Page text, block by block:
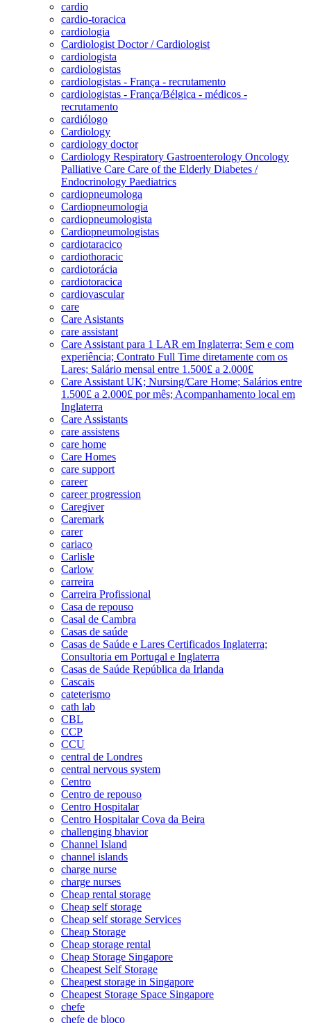
cardio
cardio-toracica
cardiologia
Cardiologist Doctor / Cardiologist
cardiologista
cardiologistas
cardiologistas - França - recrutamento
cardiologistas - França/Bélgica - médicos -
recrutamento
cardiólogo
Cardiology
cardiology doctor
Cardiology Respiratory Gastroenterology Oncology
Palliative Care Care of the Elderly Diabetes /
Endocrinology Paediatrics
cardiopneumologa
Cardiopneumologia
cardiopneumologista
Cardiopneumologistas
cardiotaracico
cardiothoracic
cardiotorácia
cardiotoracica
cardiovascular
care
Care Asistants
care assistant
Care Assistant para 1 LAR em Inglaterra; Sem e com
experiência; Contrato Full Time diretamente com os
Lares; Salário mensal entre 1.500£ a 2.000£
Care Assistant UK; Nursing/Care Home; Salários entre
1.500£ a 2.000£ por mês; Acompanhamento local em
Inglaterra
Care Assistants
care assistens
care home
Care Homes
care support
career
career progression
Caregiver
Caremark
carer
cariaco
Carlisle
Carlow
carreira
Carreira Profissional
Casa de repouso
Casal de Cambra
Casas de saúde
Casas de Saúde e Lares Certificados Inglaterra;
Consultoria em Portugal e Inglaterra
Casas de Saúde República da Irlanda
Cascais
cateterismo
cath lab
CBL
CCP
CCU
central de Londres
central nervous system
Centro
Centro de repouso
Centro Hospitalar
Centro Hospitalar Cova da Beira
challenging bhavior
Channel Island
channel islands
charge nurse
charge nurses
Cheap rental storage
Cheap self storage
Cheap self storage Services
Cheap Storage
Cheap storage rental
Cheap Storage Singapore
Cheapest Self Storage
Cheapest storage in Singapore
Cheapest Storage Space Singapore
chefe
chefe de bloco